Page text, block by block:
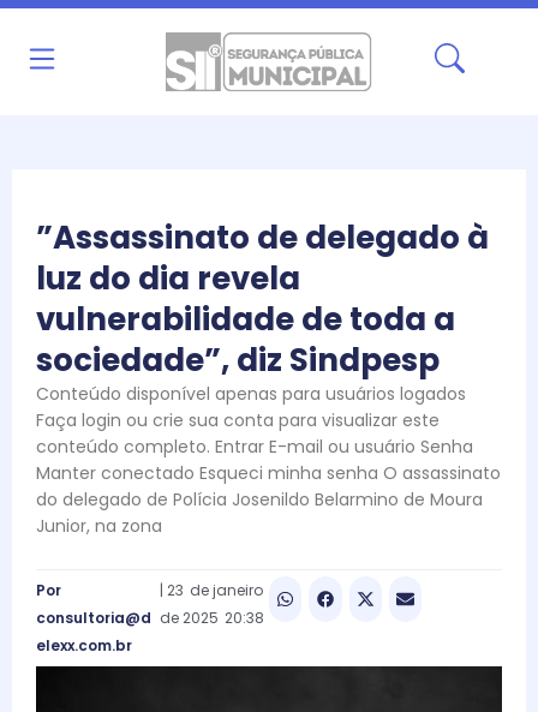
Ir
”Assassinato de delegado à
luz do dia revela
vulnerabilidade de toda a
sociedade”, diz Sindpesp
Conteúdo disponível apenas para usuários logados
Faça login ou crie sua conta para visualizar este
conteúdo completo. Entrar E-mail ou usuário Senha
Manter conectado Esqueci minha senha O assassinato
do delegado de Polícia Josenildo Belarmino de Moura
Junior, na zona
Por
consultoria@d
elexx.com.br
| 23 dejaneiro
de 2025 20:38